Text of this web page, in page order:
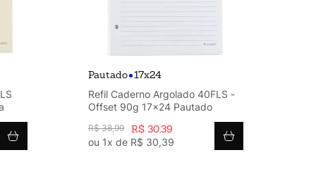
Pautado•17x24
Refil Caderno Argolado 40FLS -
Offset 90g 17x24 Pautado
R$ 38,99 R$ 30,39
ou 1x de R$ 30,39